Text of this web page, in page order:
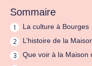
Sommaire
La culture à Bourges
L’histoire de la
Que voir à la Maison